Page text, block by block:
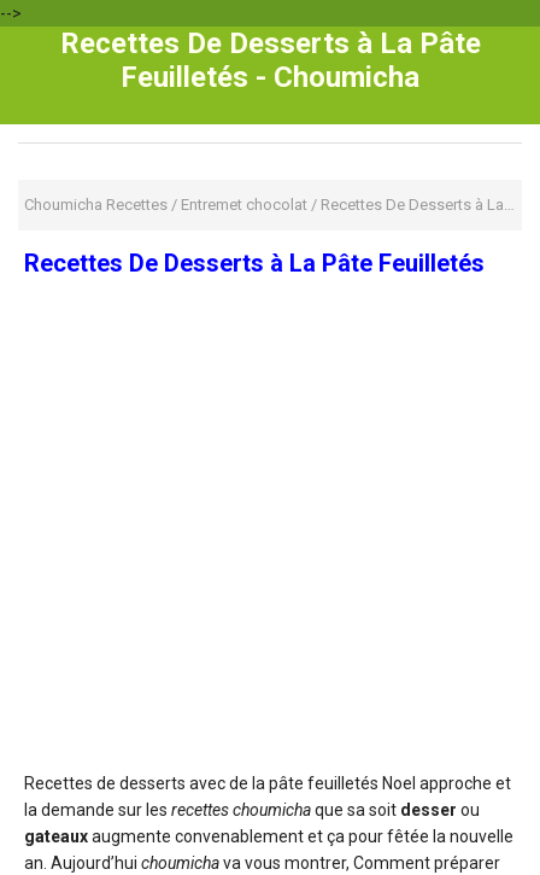
-->
Recettes De Desserts à La Pâte
Feuilletés - Choumicha
Choumicha Recettes / Entremet chocolat / Recettes De Desserts à La Pâte Feuilletés
Recettes De Desserts à La Pâte Feuilletés
Recettes de desserts avec de la pâte feuilletés Noel approche et
la demande sur les recettes choumichaque sa soit desser ou
gateauxaugmente convenablement et ça pour fêtée la nouvelle
an. Aujourd’hui choumichava vous montrer, Comment préparer